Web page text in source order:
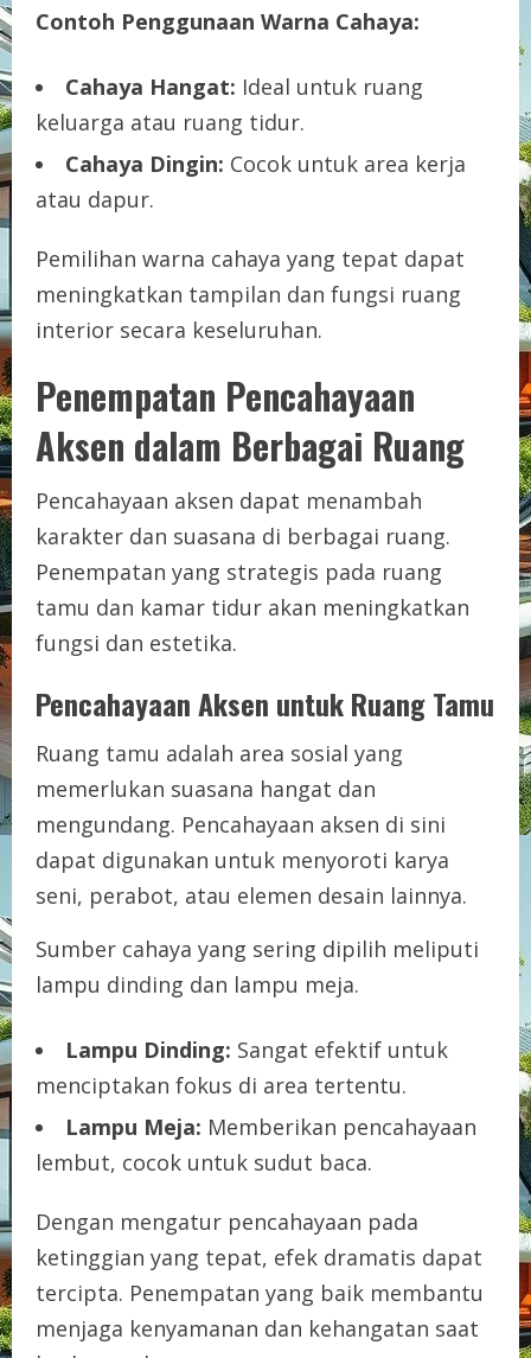
Contoh Penggunaan Warna Cahaya:
Cahaya Hangat: Ideal untuk ruang
keluarga atau ruang tidur.
Cahaya Dingin: Cocok untuk area kerja
atau dapur.
Pemilihan warna cahaya yang tepat dapat
meningkatkan tampilan dan fungsi ruang
interior secara keseluruhan.
Penempatan Pencahayaan
Aksen dalam Berbagai Ruang
Pencahayaan aksen dapat menambah
karakter dan suasana di berbagai ruang.
Penempatan yang strategis pada ruang
tamu dan kamar tidur akan meningkatkan
fungsi dan estetika.
Pencahayaan Aksen untuk Ruang Tamu
Ruang tamu adalah area sosial yang
memerlukan suasana hangat dan
mengundang. Pencahayaan aksen di sini
dapat digunakan untuk menyoroti karya
seni, perabot, atau elemen desain lainnya.
Sumber cahaya yang sering dipilih meliputi
lampu dinding dan lampu meja.
Lampu Dinding: Sangat efektif untuk
menciptakan fokus di area tertentu.
Lampu Meja: Memberikan pencahayaan
lembut, cocok untuk sudut baca.
Dengan mengatur pencahayaan pada
ketinggian yang tepat, efek dramatis dapat
tercipta. Penempatan yang baik membantu
menjaga kenyamanan dan kehangatan saat